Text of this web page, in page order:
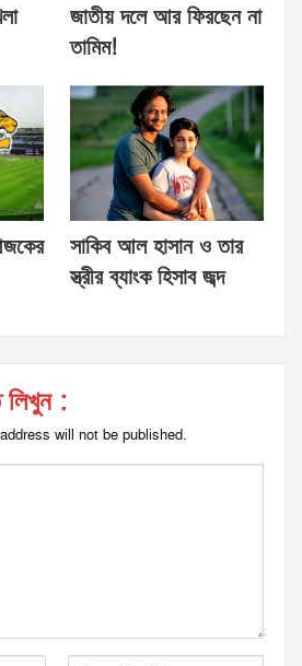
জাতীয় দলে আর ফিরছেন না
তামিম!
সাকিব আল হাসান ও তার
স্ত্রীর ব্যাংক হিসাব জব্দ
:
will not be published.